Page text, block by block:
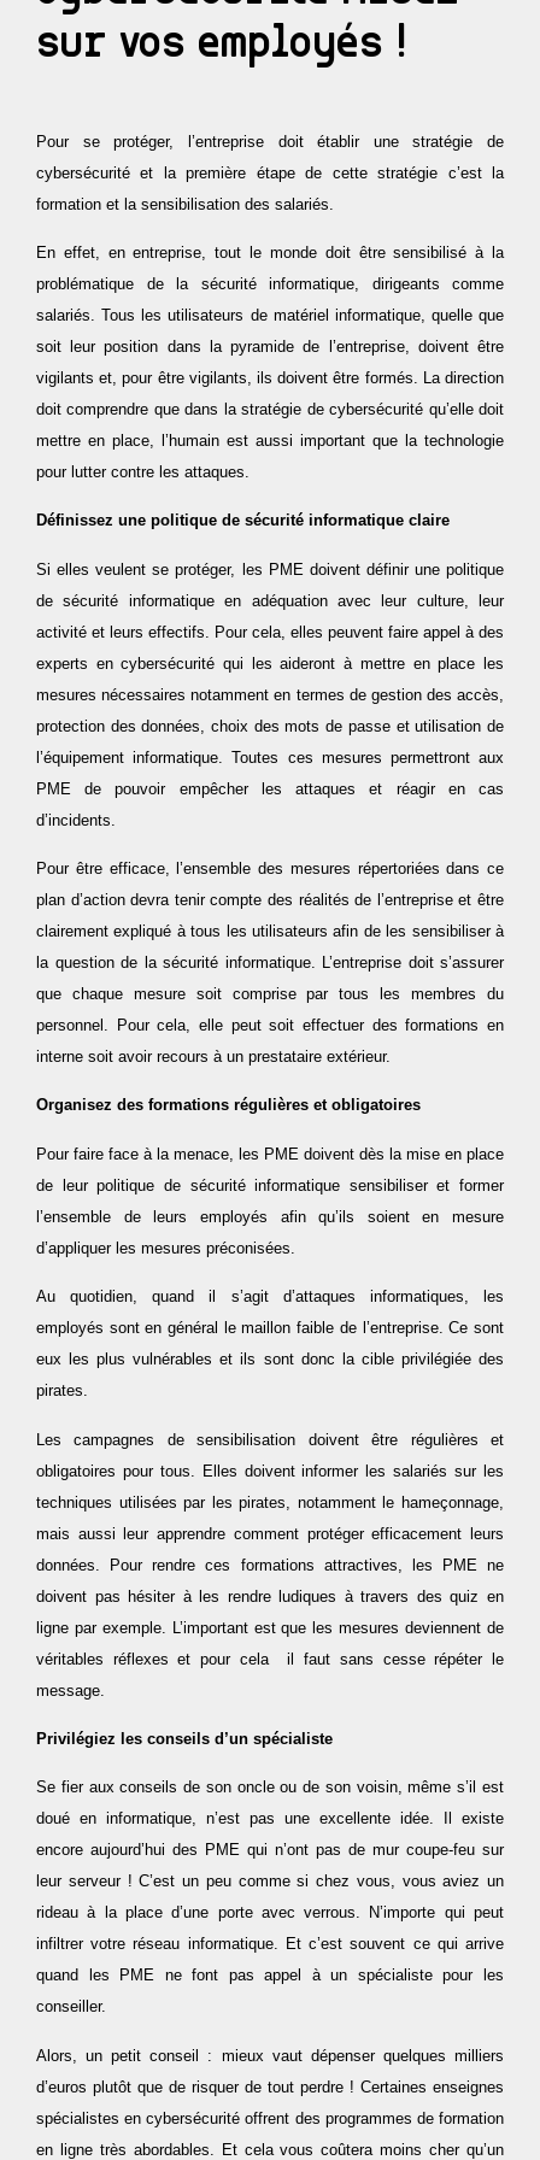
Analytique & reporting
Gouvernance IT & conformité
Protection du navigateur WEB
Gestion des identités et des accès (IAM)
Culture & sensibilisation cyber
Campagne de phishing
Gouvernance & conformité
Protection contre le BEC (Business Email
Compromise)
Surveillance du DARK WEB
Microsoft 365 migration services
Microsoft cloud solution provider
ACTUALITÉS
acces client
sur vos employés !
Pour se protéger, l’entreprise doit établir une stratégie de
cybersécurité et la première étape de cette stratégie c’est la
formation et la sensibilisation des salariés.
En effet, en entreprise, tout le monde doit être sensibilisé à la
problématique de la sécurité informatique, dirigeants comme
salariés. Tous les utilisateurs de matériel informatique, quelle que
soit leur position dans la pyramide de l’entreprise, doivent être
vigilants et, pour être vigilants, ils doivent être formés. La direction
doit comprendre que dans la stratégie de cybersécurité qu’elle doit
mettre en place, l’humain est aussi important que la technologie
pour lutter contre les attaques.
Définissez une politique de sécurité informatique claire
Si elles veulent se protéger, les PME doivent définir une politique
de sécurité informatique en adéquation avec leur culture, leur
activité et leurs effectifs. Pour cela, elles peuvent faire appel à des
experts en cybersécurité qui les aideront à mettre en place les
mesures nécessaires notamment en termes de gestion des accès,
protection des données, choix des mots de passe et utilisation de
l’équipement informatique. Toutes ces mesures permettront aux
PME de pouvoir empêcher les attaques et réagir en cas
d’incidents.
Pour être efficace, l’ensemble des mesures répertoriées dans ce
plan d’action devra tenir compte des réalités de l’entreprise et être
clairement expliqué à tous les utilisateurs afin de les sensibiliser à
la question de la sécurité informatique. L’entreprise doit s’assurer
que chaque mesure soit comprise par tous les membres du
personnel. Pour cela, elle peut soit effectuer des formations en
interne soit avoir recours à un prestataire extérieur.
Organisez des formations régulières et obligatoires
Pour faire face à la menace, les PME doivent dès la mise en place
de leur politique de sécurité informatique sensibiliser et former
l’ensemble de leurs employés afin qu’ils soient en mesure
d’appliquer les mesures préconisées.
Au quotidien, quand il s’agit d’attaques informatiques, les
employés sont en général le maillon faible de l’entreprise. Ce sont
eux les plus vulnérables et ils sont donc la cible privilégiée des
pirates.
Les campagnes de sensibilisation doivent être régulières et
obligatoires pour tous. Elles doivent informer les salariés sur les
techniques utilisées par les pirates, notamment le hameçonnage,
mais aussi leur apprendre comment protéger efficacement leurs
données. Pour rendre ces formations attractives, les PME ne
doivent pas hésiter à les rendre ludiques à travers des quiz en
ligne par exemple. L’important est que les mesures deviennent de
véritables réflexes et pour cela il faut sans cesse répéter le
message.
Privilégiez les conseils d’un spécialiste
Se fier aux conseils de son oncle ou de son voisin, même s’il est
doué en informatique, n’est pas une excellente idée. Il existe
encore aujourd’hui des PME qui n’ont pas de mur coupe-feu sur
leur serveur ! C’est un peu comme si chez vous, vous aviez un
rideau à la place d’une porte avec verrous. N’importe qui peut
infiltrer votre réseau informatique. Et c’est souvent ce qui arrive
quand les PME ne font pas appel à un spécialiste pour les
conseiller.
Alors, un petit conseil : mieux vaut dépenser quelques milliers
d’euros plutôt que de risquer de tout perdre ! Certaines enseignes
spécialistes en cybersécurité offrent des programmes de formation
en ligne très abordables. Et cela vous coûtera moins cher qu’un